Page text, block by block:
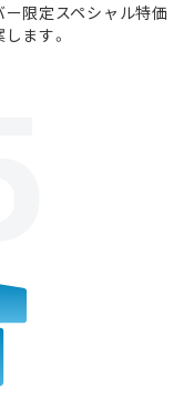
限定スペシャル特価
ます。